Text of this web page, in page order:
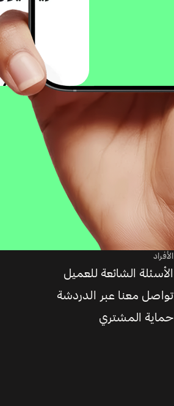
الأفراد
الأسئلة الشائعة للعميل
تواصل معنا عبر الدردشة
حماية المشتري